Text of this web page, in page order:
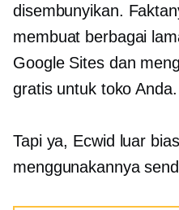
disembunyikan.
membuat berbagai
Google Sites dan
gratis untuk toko Anda.
Tapi ya, Ecwid luar
menggunakannya